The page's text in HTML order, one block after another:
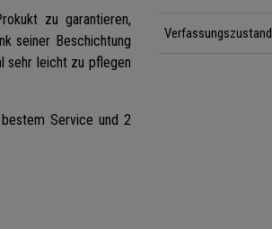
zu garantieren,
seiner Beschichtung
sehr leicht zu pflegen
Service und 2
Verfassungszustand